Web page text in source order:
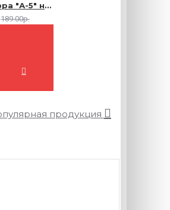
Брошюра "А-5" на 2 скрепки - 16 страниц
189.00р.
продукция